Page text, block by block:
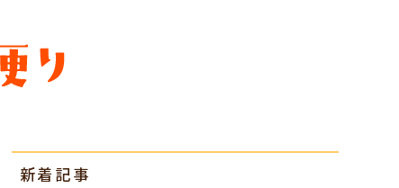
新着記事